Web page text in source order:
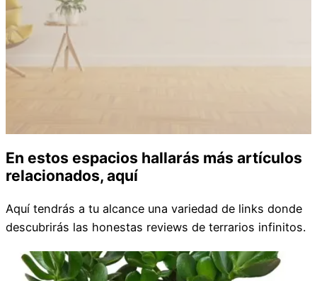
En estos espacios hallarás más artículos
relacionados, aquí
Aquí tendrás a tu alcance una variedad de links donde
descubrirás las honestas reviews de terrarios infinitos.